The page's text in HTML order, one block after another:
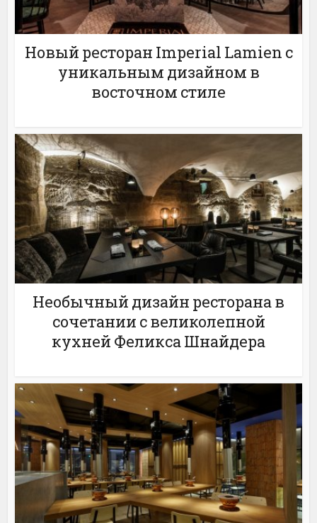
Новый ресторан Imperial Lamien с
уникальным дизайном в
восточном стиле
Необычный дизайн ресторана в
сочетании с великолепной
кухней Феликса Шнайдера